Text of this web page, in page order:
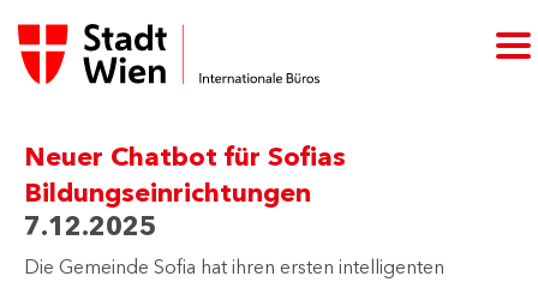
Neuer Chatbot für Sofias
Bildungseinrichtungen
7.12.2025
Die Gemeinde Sofia hat ihren ersten intelligenten